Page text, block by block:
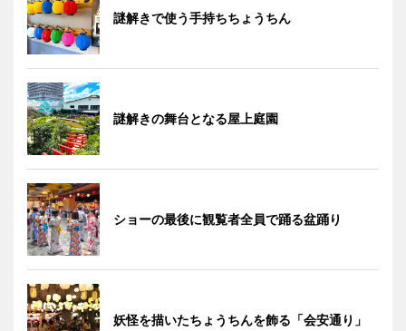
謎解きで使う手持ちちょうちん
謎解きの舞台となる屋上庭園
ショーの最後に観覧者全員で踊る盆踊り
妖怪を描いたちょうちんを飾る「会安通り」